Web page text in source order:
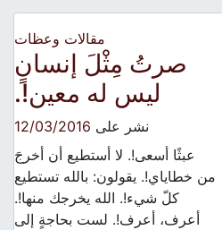
مقالات وعظات
صرتُ مِثْلَ إنسانٍ
ليس له معين!.
نشر على12/03/2016
عبثًا أسعى!. لا أستطيع أن أخرجَ
من خطاياي!. يقولون: بالله تستطيع
كلّ شيء!. الله يخرجك منها!.
أعرف، أعرف!. لست بحاجةٍ إلى